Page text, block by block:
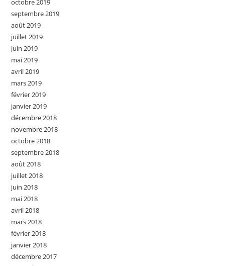
octobre 2019
septembre 2019
août 2019
juillet 2019
juin 2019
mai 2019
avril 2019
mars 2019
février 2019
janvier 2019
décembre 2018
novembre 2018
octobre 2018
septembre 2018
août 2018
juillet 2018
juin 2018
mai 2018
avril 2018
mars 2018
février 2018
janvier 2018
décembre 2017